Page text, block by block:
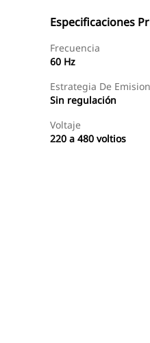
Especificaciones
Frecuencia
60 Hz
Estrategia De
Sin regulación
Voltaje
220 a 480 voltios